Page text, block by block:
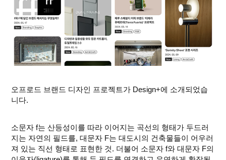
오프로드 브랜드 디자인 프로젝트가 Design+에 소개되었습
니다.
소문자 f는 산등성이를 따라 이어지는 곡선의 형태가 두드러
지는 자연의 필드를, 대문자 F는 대도시의 건축물들이 어우러
져 있는 직선 형태로 표현한 것. 더불어 소문자 f와 대문자 F의